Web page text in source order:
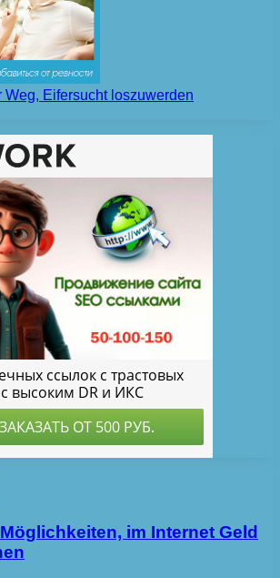
Weg, Eifersucht loszuwerden
im Internet Geld